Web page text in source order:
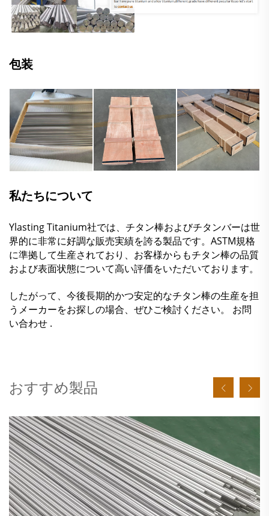
包装
私たちについて
Ylasting Titanium社では、チタン棒およびチタンバーは世
界的に非常に好調な販売実績を誇る製品です。ASTM規格
に準拠して生産されており、お客様からもチタン棒の品質
および表面状態について高い評価をいただいております。
したがって、今後長期的かつ安定的なチタン棒の生産を担
うメーカーをお探しの場合、ぜひご検討ください。 お問
い合わせ .
おすすめ製品